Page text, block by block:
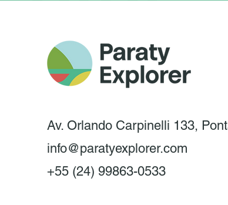
Av. Orlando Carpinelli 133,
info@paratyexplorer.com
+55 (24) 99863-0533